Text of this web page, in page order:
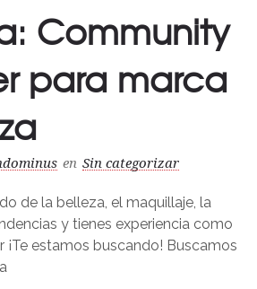
Community
para marca
en Sin categorizar
de la belleza, el maquillaje, la
y tienes experiencia como
¡Te estamos buscando! Buscamos